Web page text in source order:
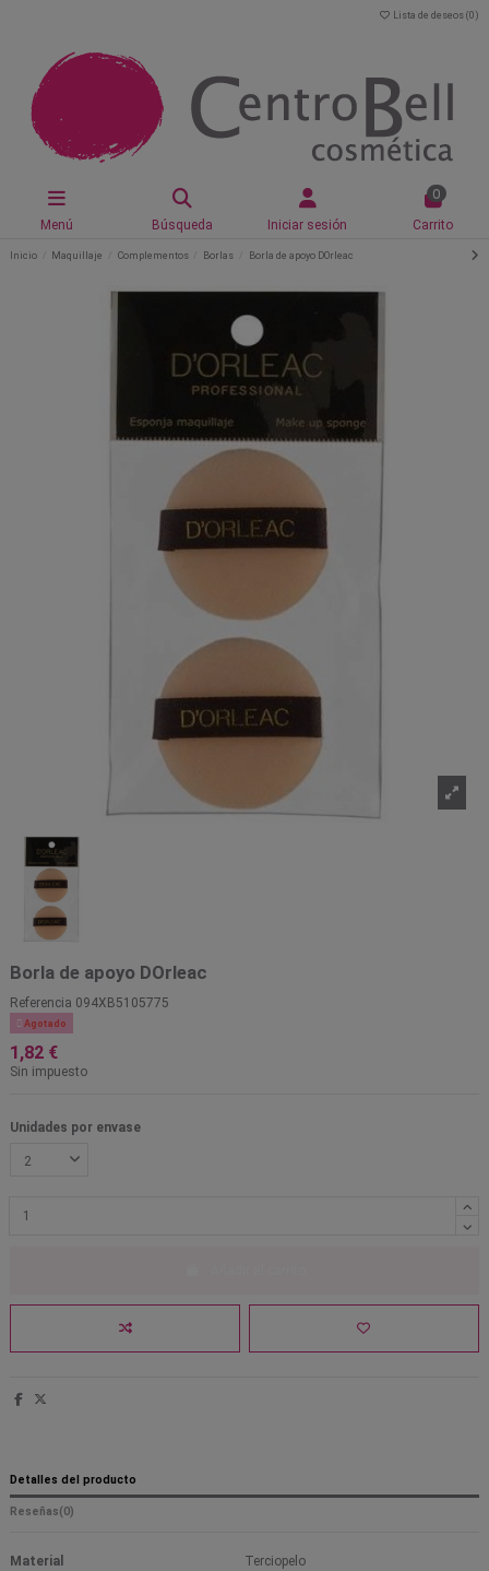
Lista de deseos (0 )
Menú Búsqueda Iniciar sesión
0
Carrito
Inicio Maquillaje Complementos Borlas Borla de apoyo DOrleac
Borla de apoyo DOrleac
Referencia 094XB5105775
 Agotado
1,82 €
Sin impuesto
Unidades por envase
Detalles del producto
Reseñas(0)
Material Terciopelo